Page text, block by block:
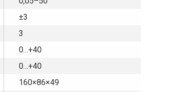
±3
3
0…+40
0…+40
160×86×49